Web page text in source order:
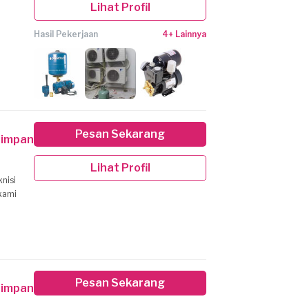
Lihat Profil
Hasil Pekerjaan 4+ Lainnya
Pesan Sekarang
Lihat Profil
Pesan Sekarang